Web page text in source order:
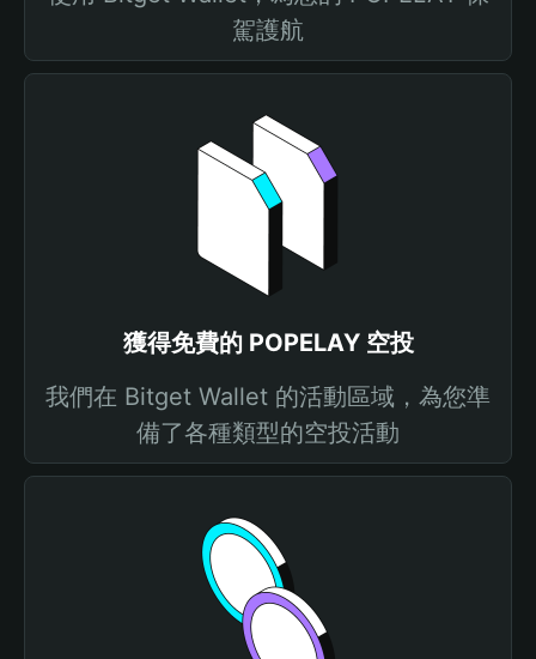
駕護航
獲得免費的 POPELAY 空投
我們在 Bitget Wallet 的活動區域，為您準
備了各種類型的空投活動